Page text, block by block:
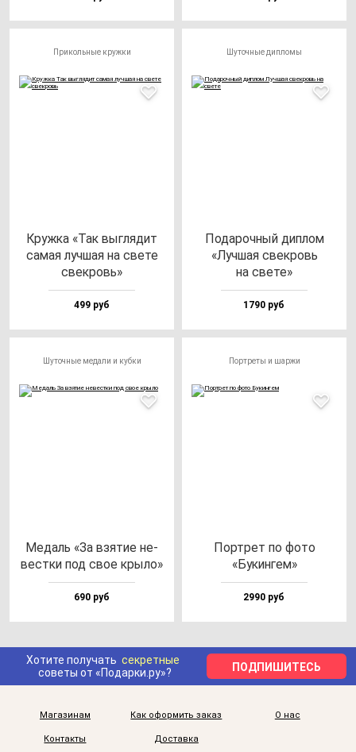
Прикольные кружки
Круж­ка «Так выг­ля­дит
са­мая луч­шая на све­те
свек­ровь»
499 руб
Шуточные дипломы
Пода­роч­ный дип­лом
«Луч­шая свек­ровь
на све­те»
1790 руб
Шуточные медали и кубки
Медаль «За взя­тие не­
вес­тки под свое кры­ло»
690 руб
Портреты и шаржи
Пор­трет по фо­то
«Букин­гем»
2990 руб
Хотите получать секретные
советы от «Подарки.ру»?
ПОДПИШИТЕСЬ
Магазинам Как оформить заказ О нас
Контакты Доставка